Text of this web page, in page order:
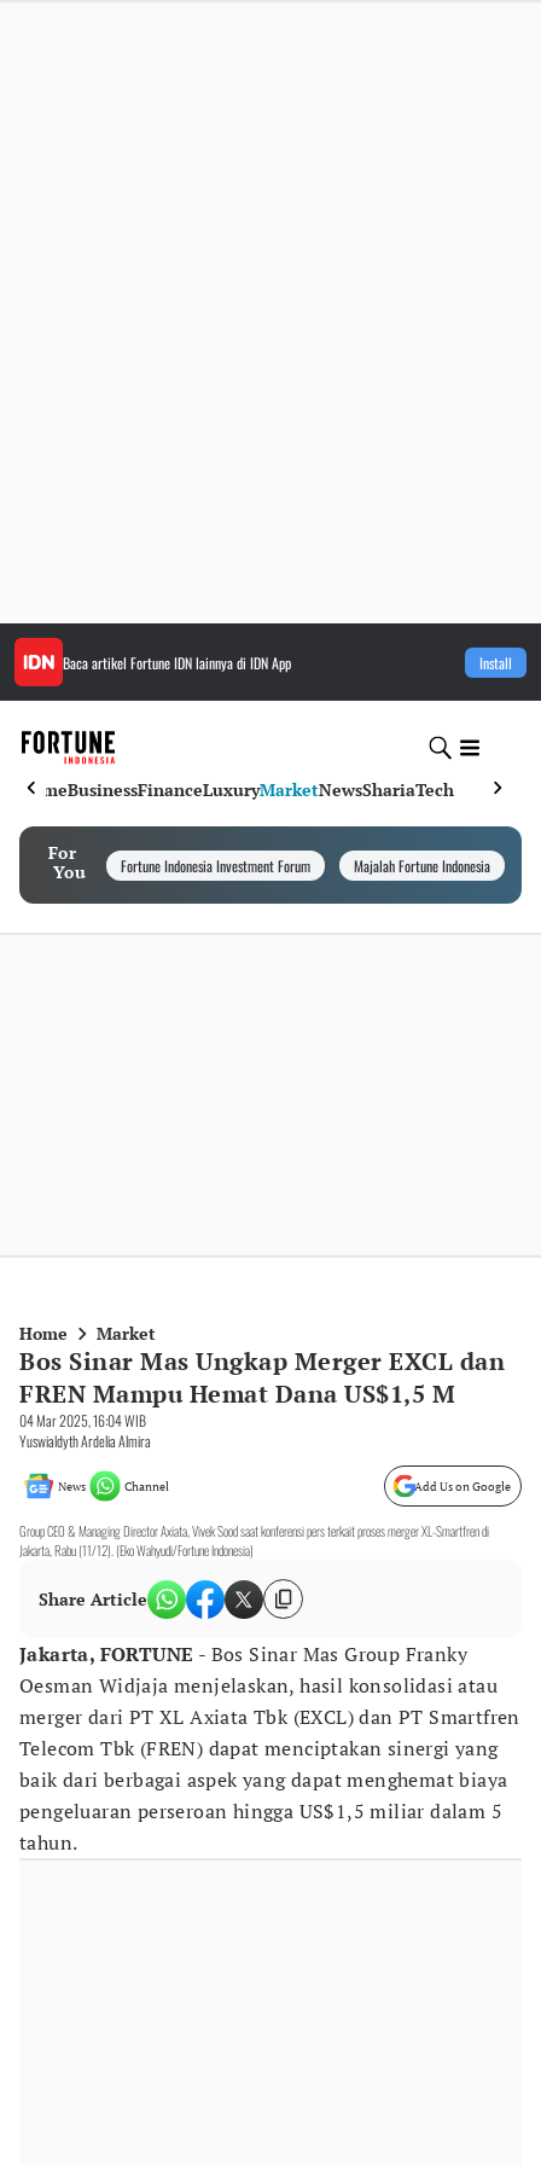
Baca artikel Fortune IDNlainnya di IDN App Install
HomeBusinessFinanceLuxuryMarketNewsShariaTech
For
You
Fortune Indonesia Investment Forum Majalah Fortune Indonesia
Home Market
Bos Sinar Mas Ungkap Merger EXCL dan
FREN Mampu Hemat Dana US$1,5 M
04 Mar 2025, 16:04 WIB
Yuswialdyth Ardelia Almira
News Channel Add Us on Google
Group CEO & Managing Director Axiata, Vivek Sood saat konferensi pers terkait proses merger XL-Smartfren di
Jakarta, Rabu (11/12). (Eko Wahyudi/Fortune Indonesia)
Share Article
Jakarta, FORTUNE - Bos Sinar Mas Group Franky
Oesman Widjaja menjelaskan, hasil konsolidasi atau
merger dari PT XL Axiata Tbk (EXCL) dan PT Smartfren
Telecom Tbk (FREN) dapat menciptakan sinergi yang
baik dari berbagai aspek yang dapat menghemat biaya
pengeluaran perseroan hingga US$1,5 miliar dalam 5
tahun.